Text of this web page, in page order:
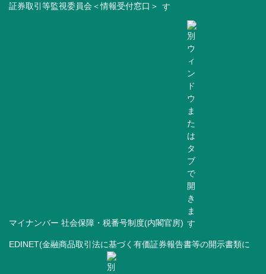
証券取引等監視委員会＜情報受付窓口＞
マイナンバー 社会保障・税番号制度(内閣官房)
EDINET(金融商品取引法に基づく有価証券報告書等の開示書類に